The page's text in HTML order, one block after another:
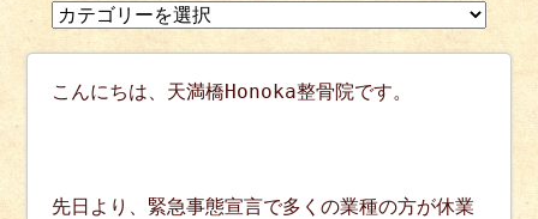
こんにちは、天満橋Honoka整骨院です。
先日より、緊急事態宣言で多くの業種の方が休業